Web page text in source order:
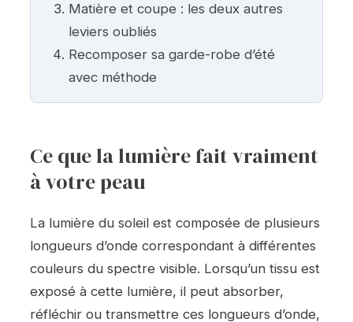
Matière et coupe : les deux autres
leviers oubliés
Recomposer sa garde-robe d’été
avec méthode
Ce que la lumière fait vraiment
à votre peau
La lumière du soleil est composée de plusieurs
longueurs d’onde correspondant à différentes
couleurs du spectre visible. Lorsqu’un tissu est
exposé à cette lumière, il peut absorber,
réfléchir ou transmettre ces longueurs d’onde,